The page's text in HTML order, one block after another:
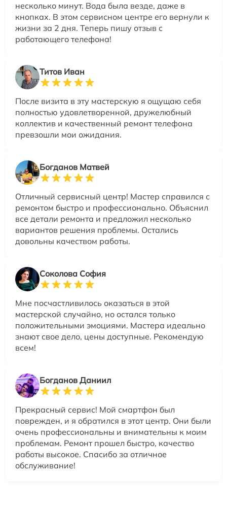
несколько минут. Вода была везде, даже в
кнопках. В этом сервисном центре его вернули к
жизни за 2 дня. Теперь пишу отзыв с
работающего телефона!
Титов Иван
После визита в эту мастерскую я ощущаю себя
полностью удовлетворенной, дружелюбный
коллектив и качественный ремонт телефона
превзошли мои ожидания.
Богданов Матвей
Отличный сервисный центр! Мастер справился с
ремонтом быстро и профессионально. Объяснил
все детали ремонта и предложил несколько
вариантов решения проблемы. Остались
довольны качеством работы.
Соколова София
Мне посчастливилось оказаться в этой
мастерской случайно, но остался только
положительными эмоциями. Мастера идеально
знают свое дело, цены доступные. Рекомендую
всем!
Богданов Даниил
Прекрасный сервис! Мой смартфон был
поврежден, и я обратился в этот центр. Они были
очень профессиональны и внимательны к моим
проблемам. Ремонт прошел быстро, качество
работы высокое. Спасибо за отличное
обслуживание!